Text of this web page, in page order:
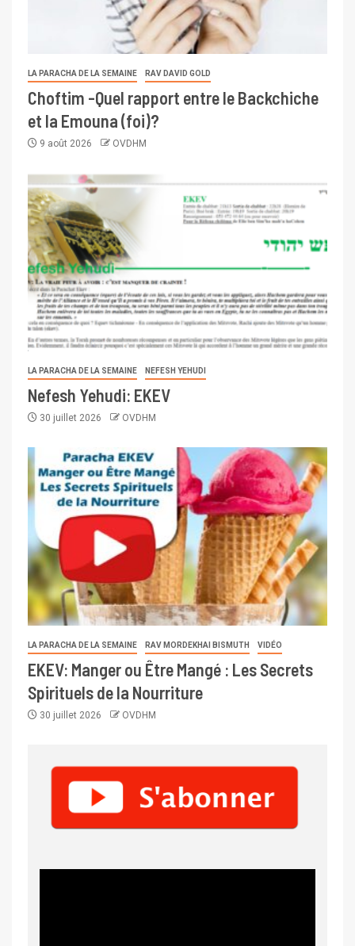
LA PARACHA DE LA SEMAINE RAV DAVID GOLD
Choftim -Quel rapport entre le Backchiche
et la Emouna (foi)?
9 août 2026 OVDHM
LA PARACHA DE LA SEMAINE NEFESH YEHUDI
Nefesh Yehudi: EKEV
30 juillet 2026 OVDHM
LA PARACHA DE LA SEMAINE RAV MORDEKHAI BISMUTH VIDÉO
EKEV: Manger ou Être Mangé : Les Secrets
Spirituels de la Nourriture
30 juillet 2026 OVDHM